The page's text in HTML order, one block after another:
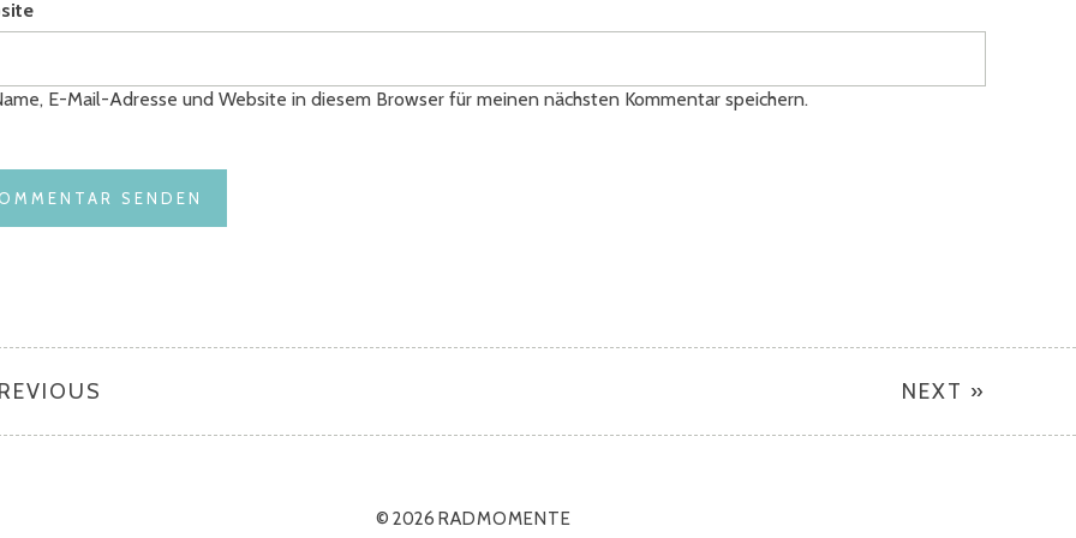
E-Mail-Adresse und Website in diesem Browser für meinen nächsten Kommentar speichern.
NEXT »
© 2026RADMOMENTE